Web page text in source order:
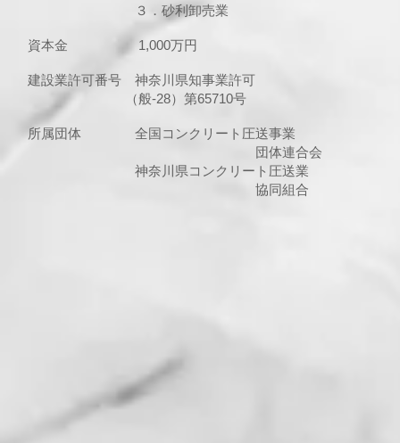
３．砂利卸売業
資本金 1,000万円
建設業許可番号 神奈川県知事業許可
（般-28）第65710号
所属団体 全国コンクリート圧送事業
団体連合会
神奈川県コンクリート圧送業
協同組合